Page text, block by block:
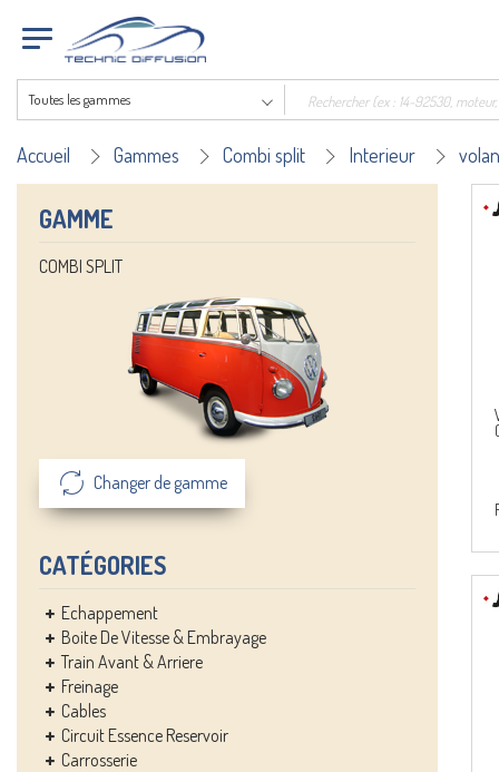
Toutes les gammes
Accueil Gammes Combi split Interieur
GAMME
COMBI SPLIT
Changer de gamme
CATÉGORIES
Echappement
Boite De Vitesse & Embrayage
Train Avant & Arriere
Freinage
Cables
Circuit Essence Reservoir
Carrosserie